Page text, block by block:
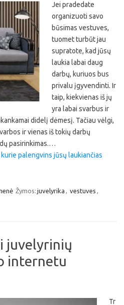
Jei pradedate
organizuoti savo
būsimas vestuves,
tuomet turbūt jau
supratote, kad jūsų
laukia labai daug
darbų, kuriuos bus
privalu įgyvendinti. Ir
taip, kiekvienas iš jų
yra labai svarbus ir
didelį dėmesį. Tačiau vėlgi,
ir vienas iš tokių darbų
pasirinkimas.…
palengvins jūsų laukiančias
Žymos: juvelyrika , vestuves ,
juvelyrinių
internetu
Tr